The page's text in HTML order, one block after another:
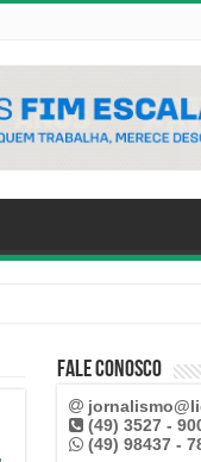
Fale Conosco
(49) 3527 -
(49) 98437 -